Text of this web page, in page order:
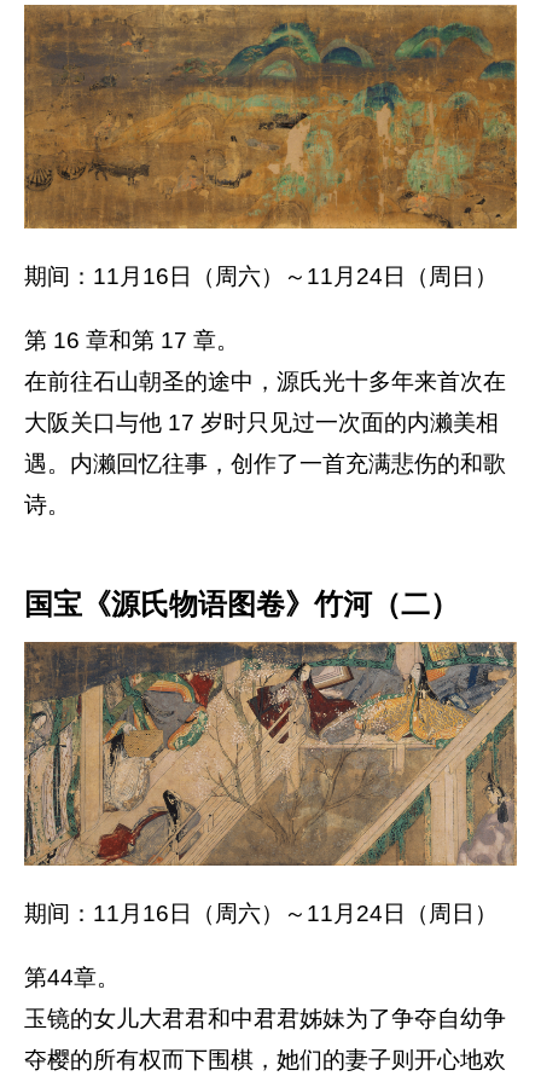
期间：11月16日（周六）～11月24日（周日）
第 16 章和第 17 章。
在前往石山朝圣的途中，源氏光十多年来首次在
大阪关口与他 17 岁时只见过一次面的内濑美相
遇。内濑回忆往事，创作了一首充满悲伤的和歌
诗。
国宝《源氏物语图卷》竹河（二）
期间：11月16日（周六）～11月24日（周日）
第44章。
玉镜的女儿大君君和中君君姊妹为了争夺自幼争
夺樱的所有权而下围棋，她们的妻子则开心地欢